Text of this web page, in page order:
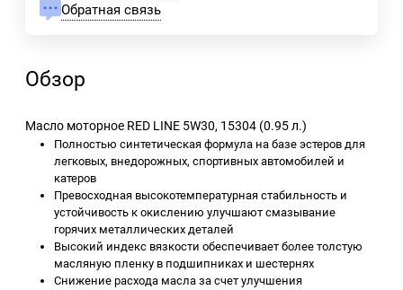
Обратная связь
Обзор
Масло моторное RED LINE 5W30, 15304 (0.95 л.)
Полностью синтетическая формула на базе эстеров для
легковых, внедорожных, спортивных автомобилей и
катеров
Превосходная высокотемпературная стабильность и
устойчивость к окислению улучшают смазывание
горячих металлических деталей
Высокий индекс вязкости обеспечивает более толстую
масляную пленку в подшипниках и шестернях
Снижение расхода масла за счет улучшения